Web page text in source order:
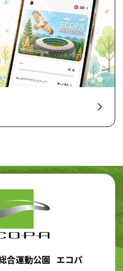
合運動公園 エコパ